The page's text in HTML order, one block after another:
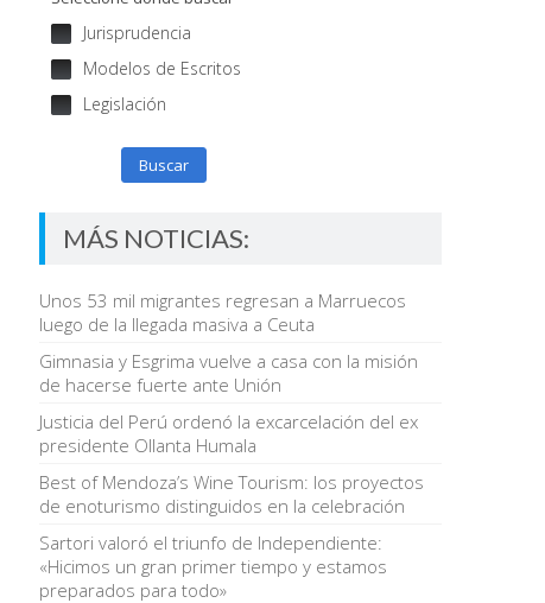
Jurisprudencia
Modelos de Escritos
Legislación
Buscar
MÁS NOTICIAS:
Unos 53 mil migrantes regresan a Marruecos
luego de la llegada masiva a Ceuta
Gimnasia y Esgrima vuelve a casa con la misión
de hacerse fuerte ante Unión
Justicia del Perú ordenó la excarcelación del ex
presidente Ollanta Humala
Best of Mendoza’s Wine Tourism: los proyectos
de enoturismo distinguidos en la celebración
Sartori valoró el triunfo de Independiente:
«Hicimos un gran primer tiempo y estamos
preparados para todo»